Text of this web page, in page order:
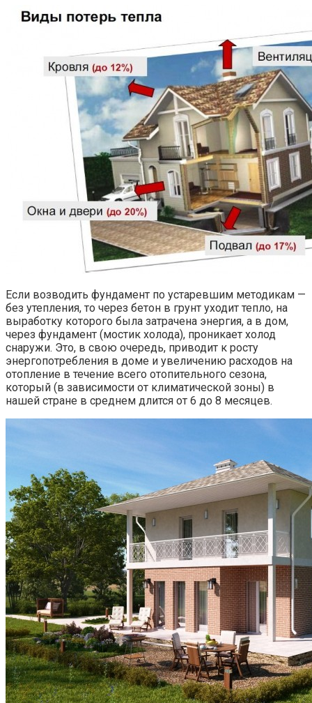
Если возводить фундамент по устаревшим методикам —
без утепления, то через бетон в грунт уходит тепло, на
выработку которого была затрачена энергия, а в дом,
через фундамент (мостик холода), проникает холод
снаружи. Это, в свою очередь, приводит к росту
энергопотребления в доме и увеличению расходов на
отопление в течение всего отопительного сезона,
который (в зависимости от климатической зоны) в
нашей стране в среднем длится от 6 до 8 месяцев.